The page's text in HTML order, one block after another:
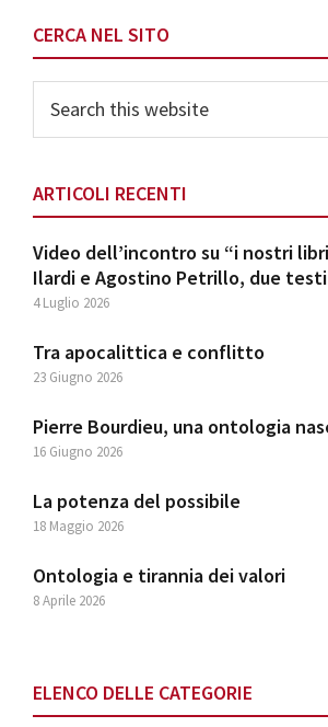
CERCA NEL SITO
this
website
ARTICOLI RECENTI
Video dell’incontro su “i nostri
Ilardi e Agostino Petrillo, due testi
4 Luglio 2026
Tra apocalittica e conflitto
23 Giugno 2026
Pierre Bourdieu, una ontologia
16 Giugno 2026
La potenza del possibile
18 Maggio 2026
Ontologia e tirannia dei valori
8 Aprile 2026
ELENCO DELLE CATEGORIE